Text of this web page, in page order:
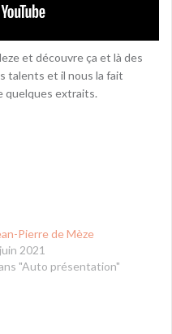
et découvre ça et là des
talents et il nous la fait
quelques extraits.
Pierre de Mèze
2021
"Auto présentation"